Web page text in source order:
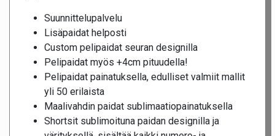
Suunnittelupalvelu
Lisäpaidat helposti
Custom pelipaidat seuran designilla
Pelipaidat myös +4cm pituudella!
Pelipaidat painatuksella, edulliset valmiit mallit
yli 50 erilaista
Maalivahdin paidat sublimaatiopainatuksella
Shortsit sublimoituna paidan designilla ja